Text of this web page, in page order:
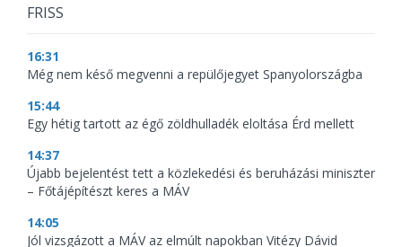
FRISS
16:31
Még nem késő megvenni a repülőjegyet Spanyolországba
15:44
Egy hétig tartott az égő zöldhulladék eloltása Érd mellett
14:37
Újabb bejelentést tett a közlekedési és beruházási miniszter
– Főtájépítészt keres a MÁV
14:05
Jól vizsgázott a MÁV az elmúlt napokban Vitézy Dávid